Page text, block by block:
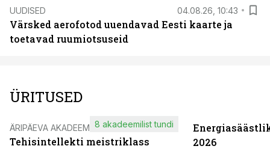
UUDISED 04.08.26, 10:43
Värsked aerofotod uuendavad Eesti kaarte ja
toetavad ruumiotsuseid
ÜRITUSED
ÄRIPÄEVA AKADEEMIA
Tehisintellekti meistriklass
8 akadeemilist tundi
2026